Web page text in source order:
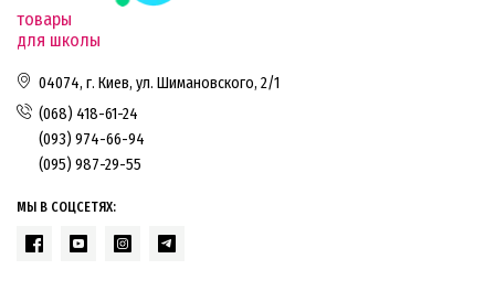
товары
для школы
04074, г. Киев, ул. Шимановского, 2/1
(068) 418-61-24
(093) 974-66-94
(095) 987-29-55
МЫ В СОЦСЕТЯХ: